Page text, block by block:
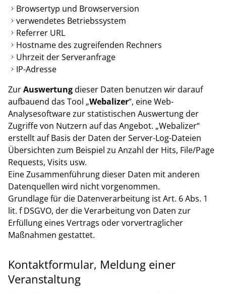
Browsertyp und Browserversion
verwendetes Betriebssystem
Referrer URL
Hostname des zugreifenden Rechners
Uhrzeit der Serveranfrage
IP-Adresse
ZurAuswertungdieser Daten benutzen wir darauf
aufbauend das Tool „Webalizer“, eine Web-
Analysesoftware zur statistischen Auswertung der
Zugriffe von Nutzern auf das Angebot. „Webalizer“
erstellt auf Basis der Daten der Server-Log-Dateien
Übersichten zum Beispiel zu Anzahl der Hits, File/Page
Requests, Visits usw.
Eine Zusammenführung dieser Daten mit anderen
Datenquellen wird nicht vorgenommen.
Grundlage für die Datenverarbeitung ist Art. 6 Abs. 1
lit. f DSGVO, der die Verarbeitung von Daten zur
Erfüllung eines Vertrags oder vorvertraglicher
Maßnahmen gestattet.
Kontaktformular, Meldung einer
Veranstaltung